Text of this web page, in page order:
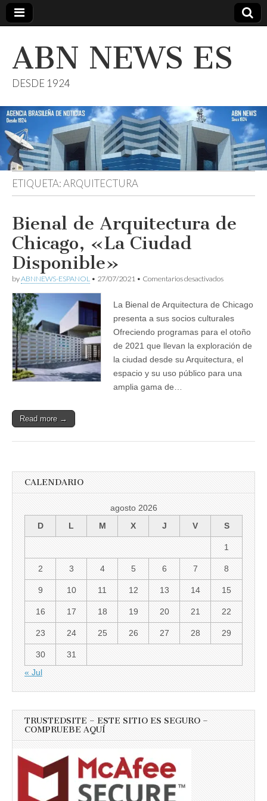
ABN NEWS ES
DESDE 1924
ETIQUETA:ARQUITECTURA
Bienal de Arquitectura de
Chicago, «La Ciudad
Disponible»
byABNNEWS-ESPANOL • 27/07/2021 • Comentarios desactivadosen
Arquitectura
de
«La
Ciudad
La Bienal de Arquitectura de Chicago
presenta a sus socios culturales
Ofreciendo programas para el otoño
de 2021 que llevan la exploración de
la ciudad desde su Arquitectura, el
espacio y su uso público para una
amplia gama de…
Read more →
CALENDARIO
agosto 2026
D
L M X J V S
1
2 3 4 5 6 7 8
9 10 11 12 13 14 15
16 17 18 19 20 21 22
23 24 25 26 27 28 29
30
31
« Jul
TRUSTEDSITE – ESTE SITIO ES SEGURO –
COMPRUEBE AQUÍ